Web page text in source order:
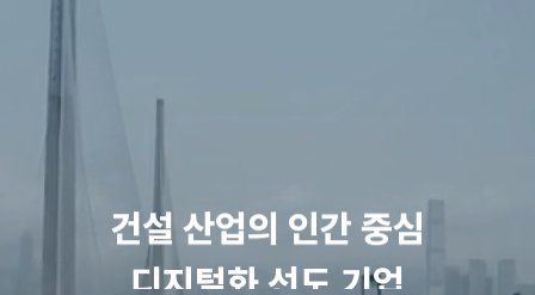
건설 산업의 인간 중심
디지털화 선도 기업
솔루션 공급
BIM컨설팅